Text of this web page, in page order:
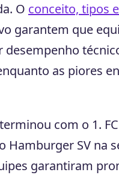
O conceito, tipos
garantem que
as piores
com o 1.
Hamburger SV na
garantiram